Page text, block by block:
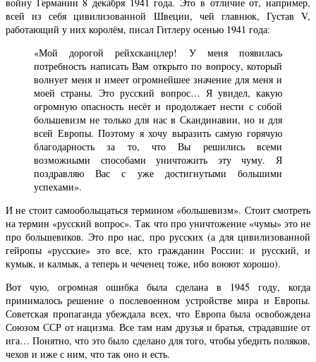
всей из себя цивилизованной Швеции, чей главнюк, Густав V,
работающий у них королём, писал Гитлеру осенью 1941 года:
«Мой дорогой рейхсканцлер! У меня появилась
потребность написать Вам открыто по вопросу, который
волнует меня и имеет огромнейшее значение для меня и
моей страны. Это русский вопрос… Я увидел, какую
огромную опасность несёт и продолжает нести с собой
большевизм не только для нас в Скандинавии, но и для
всей Европы. Поэтому я хочу выразить самую горячую
благодарность за то, что Вы решились всеми
возможными способами уничтожить эту чуму. Я
поздравляю Вас с уже достигнутыми большими
успехами».
И не стоит самообольщаться термином «большевизм». Стоит смотреть
на термин «русский вопрос». Так что про уничтожение «чумы» это не
про большевиков. Это про нас, про русских (а для цивилизованной
гейропы «русские» это все, кто гражданин России: и русский, и
кумык, и калмык, а теперь и чеченец тоже, ибо воюют хорошо).
Вот чую, огромная ошибка была сделана в 1945 году, когда
принималось решение о послевоенном устройстве мира и Европы.
Советская пропаганда убеждала всех, что Европа была освобождена
Союзом ССР от нацизма. Все там нам друзья и братья, страдавшие от
ига… Понятно, что это было сделано для того, чтобы убедить поляков,
чехов и иже с ним, что так оно и есть.